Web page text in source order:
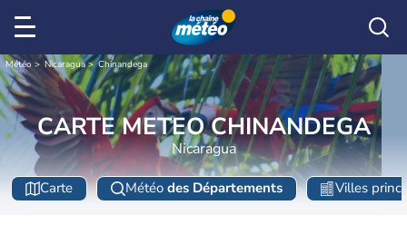
Météo Nicaragua Chinandega
CARTE METEO CHINANDEGA
Nicaragua
Carte Météo des Départements Villes